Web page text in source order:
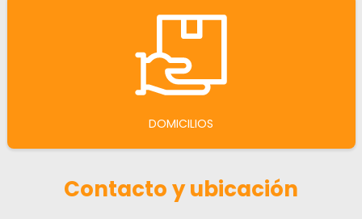
DOMICILIOS
Contacto y ubicación